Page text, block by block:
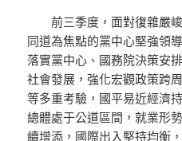
前三季度，面對復雜嚴
同道為焦點的黨中心堅強領
落實黨中心、國務院決策安
社會發展，強化宏觀政策跨
等多重考驗，國平易近經濟
總體處于公道區間，就業形
續增添，國際出入堅持均衡